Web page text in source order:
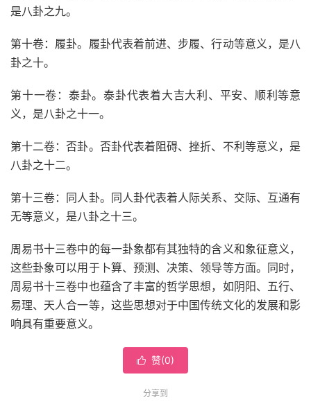
是八卦之九。
第十卷：履卦。履卦代表着前进、步履、行动等意义，是八
卦之十。
第十一卷：泰卦。泰卦代表着大吉大利、平安、顺利等意
义，是八卦之十一。
第十二卷：否卦。否卦代表着阻碍、挫折、不利等意义，是
八卦之十二。
第十三卷：同人卦。同人卦代表着人际关系、交际、互通有
无等意义，是八卦之十三。
周易书十三卷中的每一卦象都有其独特的含义和象征意义，
这些卦象可以用于卜算、预测、决策、领导等方面。同时，
周易书十三卷中也蕴含了丰富的哲学思想，如阴阳、五行、
易理、天人合一等，这些思想对于中国传统文化的发展和影
响具有重要意义。
 赞(0)
分享到